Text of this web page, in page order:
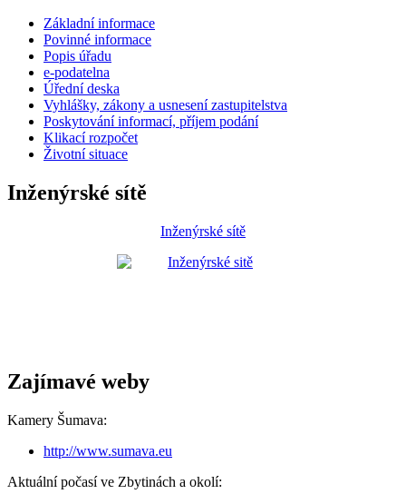
Základní informace
Povinné informace
Popis úřadu
e-podatelna
Úřední deska
Vyhlášky, zákony a usnesení zastupitelstva
Poskytování informací, příjem podání
Klikací rozpočet
Životní situace
Inženýrské sítě
Inženýrské sítě
Zajímavé weby
Kamery Šumava:
http://www.sumava.eu
Aktuální počasí ve Zbytinách a okolí: